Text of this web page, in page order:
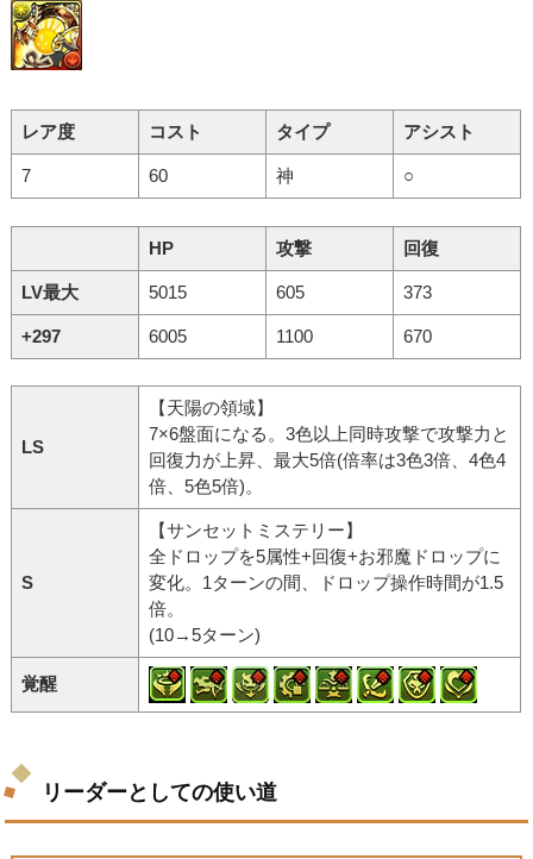
レア度 コスト タイプ アシスト
7 60 神 ○
HP 攻撃 回復
LV最大 5015 605 373
+297 6005 1100 670
LS
【天陽の領域】
7×6盤面になる。3色以上同時攻撃で攻撃力と
回復力が上昇、最大5倍(倍率は3色3倍、4色4
倍、5色5倍)。
S
【サンセットミステリー】
全ドロップを5属性+回復+お邪魔ドロップに
変化。1ターンの間、ドロップ操作時間が1.5
倍。
(10→5ターン)
覚醒
リーダーとしての使い道